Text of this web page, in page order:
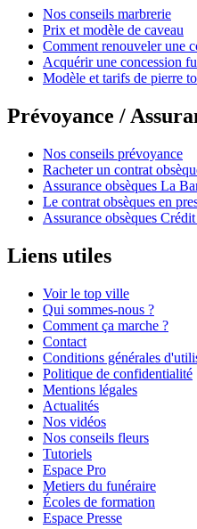
Nos conseils marbrerie
Prix et modèle de caveau
Comment renouveler une
Acquérir une concession
Modèle et tarifs de pierre
Prévoyance /
Nos conseils prévoyance
Racheter un contrat
Assurance obsèques La
Le contrat obsèques en
Assurance obsèques
Liens utiles
Voir le top ville
Qui sommes-nous ?
Comment ça marche ?
Contact
Conditions générales
Politique de confidentialité
Mentions légales
Actualités
Nos vidéos
Nos conseils fleurs
Tutoriels
Espace Pro
Metiers du funéraire
Écoles de formation
Espace Presse